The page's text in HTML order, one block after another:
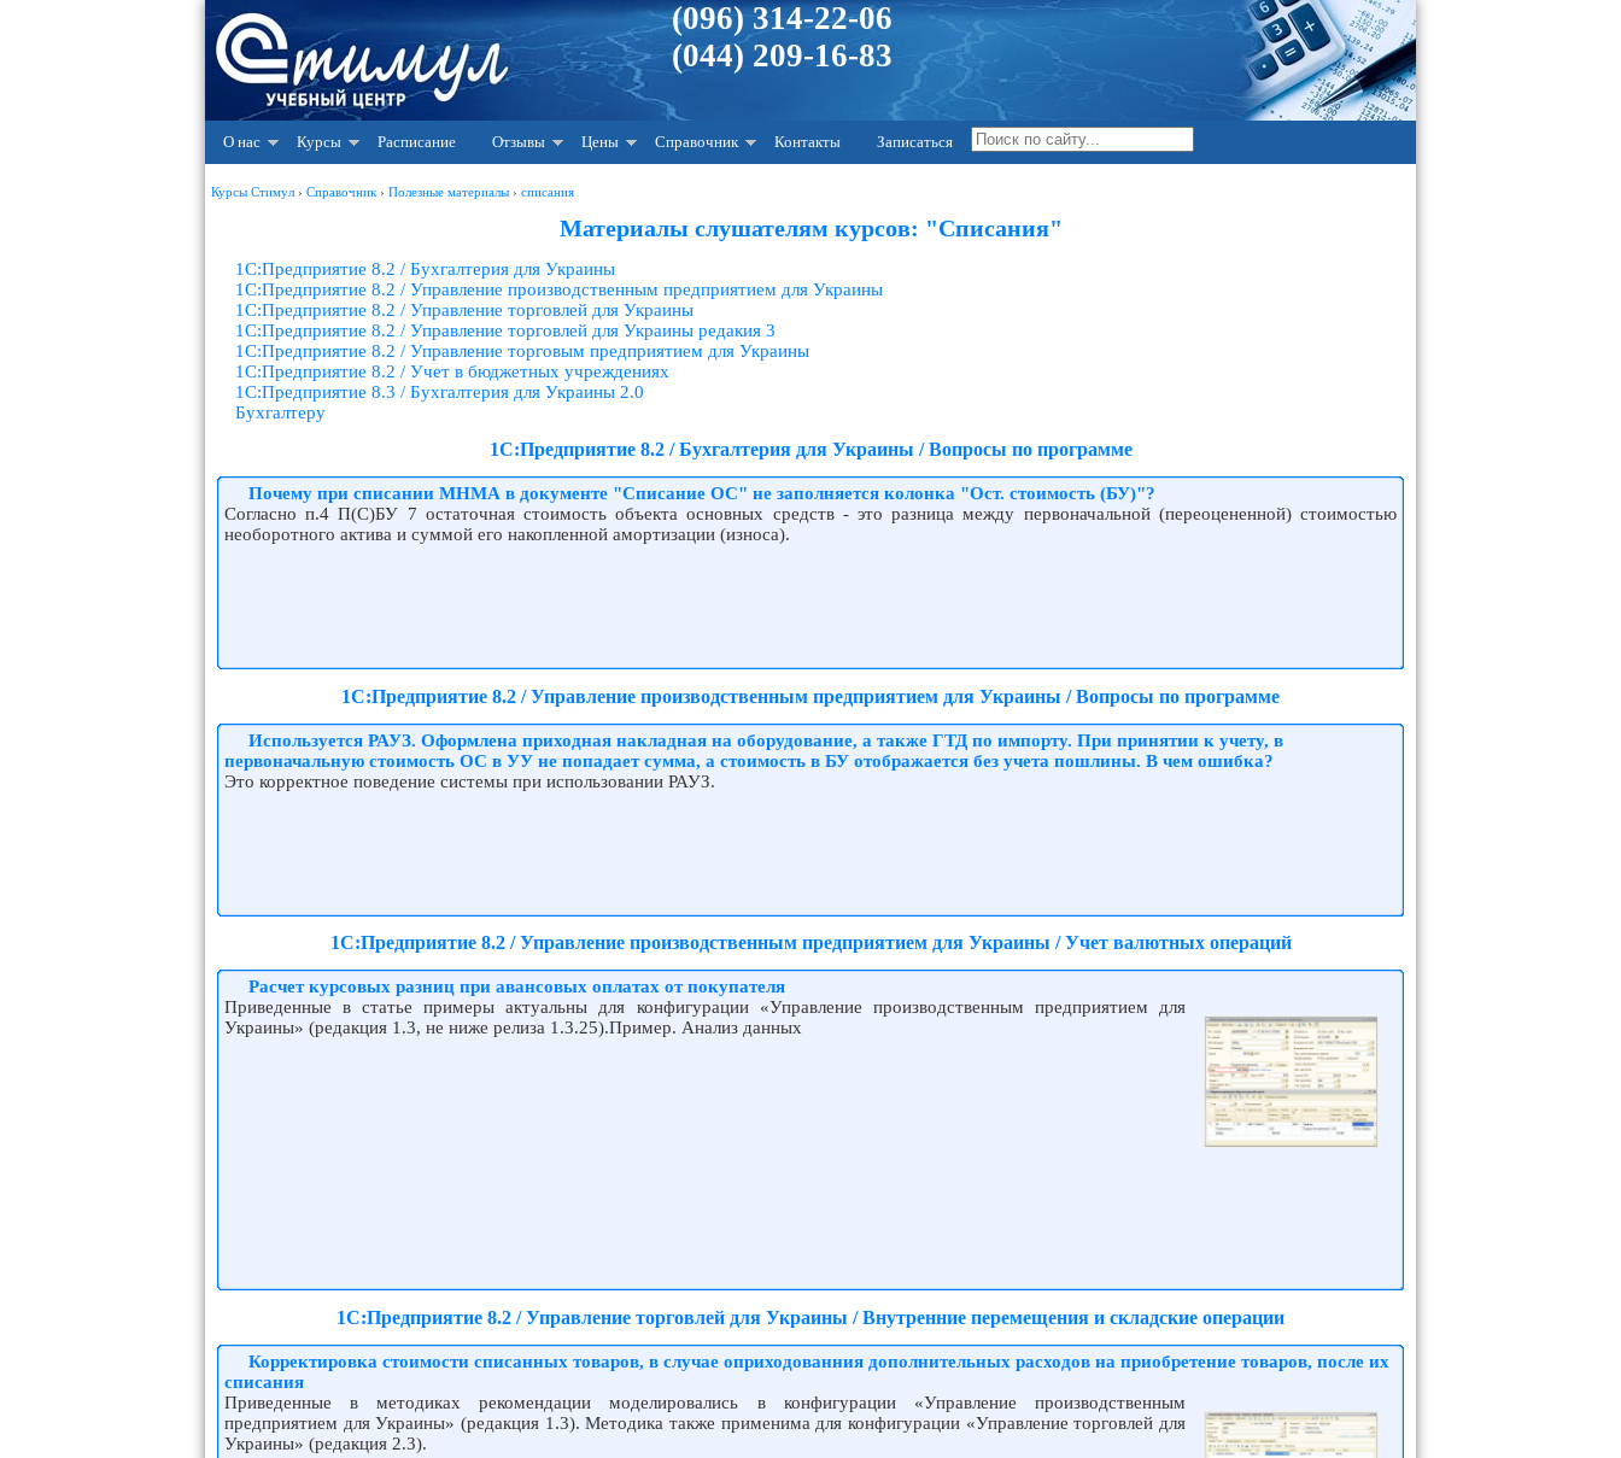
(096) 314-22-06
(044) 209-16-83
О нас Курсы Расписание Отзывы Цены Справочник Контакты Записаться
Курсы Стимул › Справочник › Полезные материалы › списания
Материалы слушателям курсов: "Списания"
1С:Предприятие 8.2 / Бухгалтерия для Украины
1С:Предприятие 8.2 / Управление производственным предприятием для Украины
1С:Предприятие 8.2 / Управление торговлей для Украины
1С:Предприятие 8.2 / Управление торговлей для Украины редакия 3
1С:Предприятие 8.2 / Управление торговым предприятием для Украины
1С:Предприятие 8.2 / Учет в бюджетных учреждениях
1С:Предприятие 8.3 / Бухгалтерия для Украины 2.0
Бухгалтеру
1С:Предприятие 8.2 / Бухгалтерия для Украины / Вопросы по программе
Почему при списании МНМА в документе "Списание ОС" не заполняется колонка "Ост. стоимость (БУ)"?
Согласно п.4 П(С)БУ 7 остаточная стоимость объекта основных средств - это разница между первоначальной (переоцененной) стоимостью
необоротного актива и суммой его накопленной амортизации (износа).
1С:Предприятие 8.2 / Управление производственным предприятием для Украины / Вопросы по программе
Используется РАУЗ. Оформлена приходная накладная на оборудование, а также ГТД по импорту. При принятии к учету, в
первоначальную стоимость ОС в УУ не попадает сумма, а стоимость в БУ отображается без учета пошлины. В чем ошибка?
Это корректное поведение системы при использовании РАУЗ.
1С:Предприятие 8.2 / Управление производственным предприятием для Украины / Учет валютных операций
Расчет курсовых разниц при авансовых оплатах от покупателя
Приведенные в статье примеры актуальны для конфигурации «Управление производственным предприятием для
Украины» (редакция 1.3, не ниже релиза 1.3.25).Пример. Анализ данных
1С:Предприятие 8.2 / Управление торговлей для Украины / Внутренние перемещения и складские операции
Корректировка стоимости списанных товаров, в случае оприходованния дополнительных расходов на приобретение товаров, после их
списания
Приведенные в методиках рекомендации моделировались в конфигурации «Управление производственным
предприятием для Украины» (редакция 1.3). Методика также применима для конфигурации «Управление торговлей для
Украины» (редакция 2.3).